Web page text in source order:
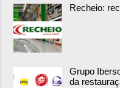
Recheio:
Grupo
da